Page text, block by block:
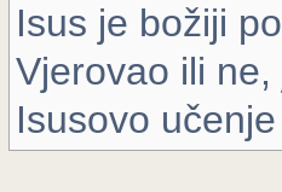
Isus je božiji
Vjerovao ili
Isusovo učenje